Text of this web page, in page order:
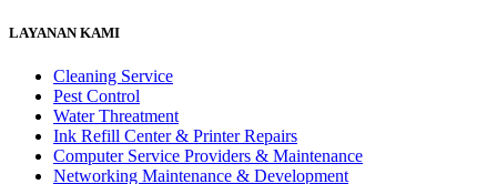
LAYANAN KAMI
Cleaning Service
Pest Control
Water Threatment
Ink Refill Center & Printer Repairs
Computer Service Providers & Maintenance
Networking Maintenance & Development